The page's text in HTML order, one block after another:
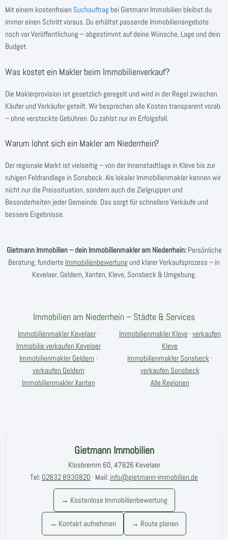
Mit einem kostenfreien Suchauftrag bei Gietmann Immobilien bleibst du
immer einen Schritt voraus. Du erhältst passende Immobilienangebote
noch vor Veröffentlichung – abgestimmt auf deine Wünsche, Lage und dein
Budget.
Was kostet ein Makler beim Immobilienverkauf?
Die Maklerprovision ist gesetzlich geregelt und wird in der Regel zwischen
Käufer und Verkäufer geteilt. Wir besprechen alle Kosten transparent vorab
– ohne versteckte Gebühren. Du zahlst nur im Erfolgsfall.
Warum lohnt sich ein Makler am Niederrhein?
Der regionale Markt ist vielseitig – von der Innenstadtlage in Kleve bis zur
ruhigen Feldrandlage in Sonsbeck. Als lokaler Immobilienmakler kennen wir
nicht nur die Preissituation, sondern auch die Zielgruppen und
Besonderheiten jeder Gemeinde. Das sorgt für schnellere Verkäufe und
bessere Ergebnisse.
Gietmann Immobilien – dein Immobilienmakler am Niederrhein:Persönliche
Beratung, fundierte Immobilienbewertung und klarer Verkaufsprozess – in
Kevelaer, Geldern, Xanten, Kleve, Sonsbeck & Umgebung.
Immobilien am Niederrhein – Städte & Services
Immobilienmakler Kevelaer ·
Immobilie verkaufen Kevelaer
Immobilienmakler Geldern ·
verkaufen Geldern
Immobilienmakler Xanten
Immobilienmakler Kleve ·verkaufen
Kleve
Immobilienmakler Sonsbeck ·
verkaufen Sonsbeck
Alle Regionen
Gietmann Immobilien
Klosbremm 60, 47626 Kevelaer
Tel: 02832 8930820 · Mail: info@gietmann-immobilien.de
→ Kostenlose Immobilienbewertung
→ Kontakt aufnehmen → Route planen